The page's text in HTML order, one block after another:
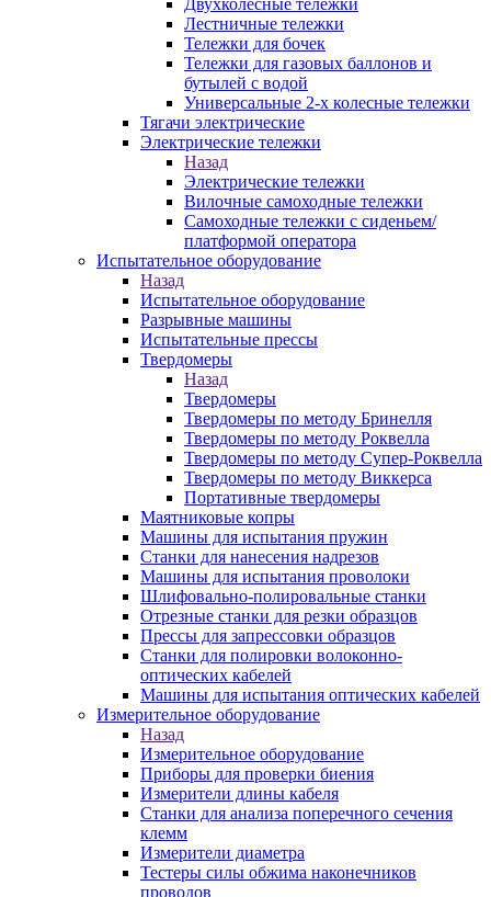
Двухколесные тележки
Лестничные тележки
Тележки для бочек
Тележки для газовых баллонов и
бутылей с водой
Универсальные 2-х колесные тележки
Тягачи электрические
Электрические тележки
Назад
Электрические тележки
Вилочные самоходные тележки
Самоходные тележки с сиденьем/
платформой оператора
Испытательное оборудование
Назад
Испытательное оборудование
Разрывные машины
Испытательные прессы
Твердомеры
Назад
Твердомеры
Твердомеры по методу Бринелля
Твердомеры по методу Роквелла
Твердомеры по методу Супер-Роквелла
Твердомеры по методу Виккерса
Портативные твердомеры
Маятниковые копры
Машины для испытания пружин
Станки для нанесения надрезов
Машины для испытания проволоки
Шлифовально-полировальные станки
Отрезные станки для резки образцов
Прессы для запрессовки образцов
Станки для полировки волоконно-
оптических кабелей
Машины для испытания оптических кабелей
Измерительное оборудование
Назад
Измерительное оборудование
Приборы для проверки биения
Измерители длины кабеля
Станки для анализа поперечного сечения
клемм
Измерители диаметра
Тестеры силы обжима наконечников
проводов